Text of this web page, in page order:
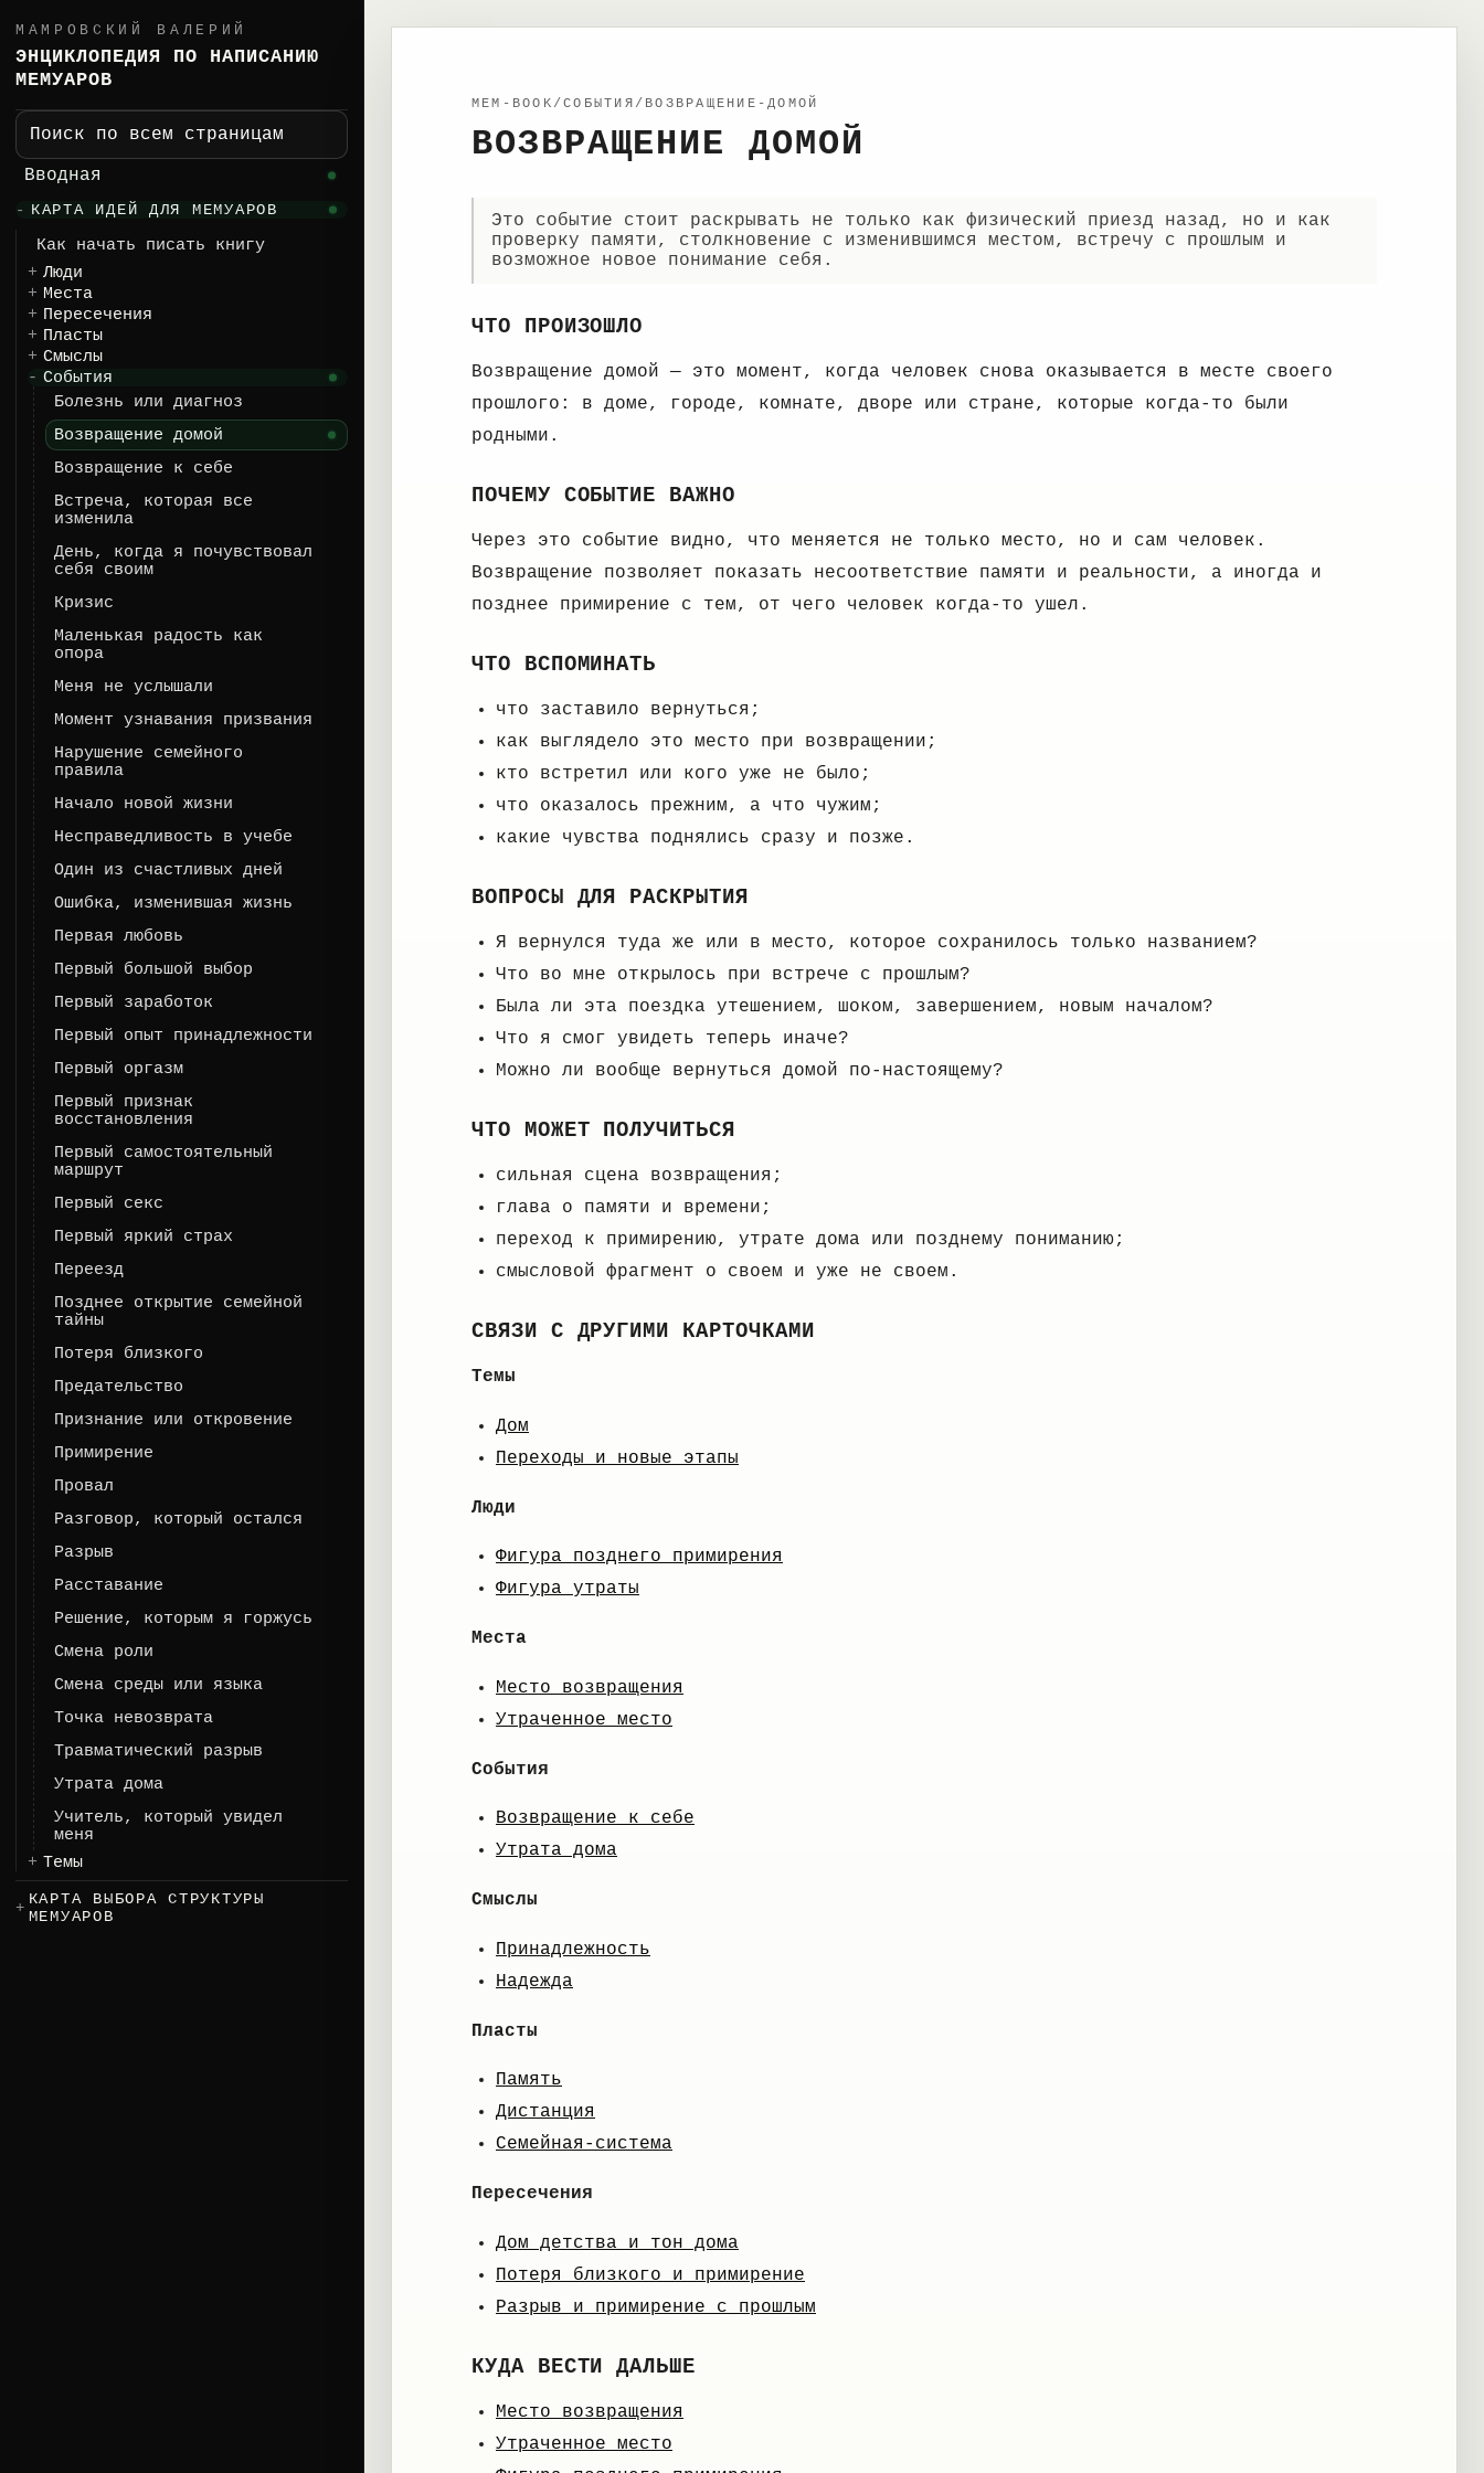
МАМРОВСКИЙ ВАЛЕРИЙ
ЭНЦИКЛОПЕДИЯ ПО НАПИСАНИЮ
МЕМУАРОВ
Поиск по всем страницам
Вводная
КАРТА ИДЕЙ ДЛЯ МЕМУАРОВ
Как начать писать книгу
Люди
Места
Пересечения
Пласты
Смыслы
События
Болезнь или диагноз
Возвращение домой
Возвращение к себе
Встреча, которая все
изменила
День, когда я почувствовал
себя своим
Кризис
Маленькая радость как
опора
Меня не услышали
Момент узнавания призвания
Нарушение семейного
правила
Начало новой жизни
Несправедливость в учебе
Один из счастливых дней
Ошибка, изменившая жизнь
Первая любовь
Первый большой выбор
Первый заработок
Первый опыт принадлежности
Первый оргазм
Первый признак
восстановления
Первый самостоятельный
маршрут
Первый секс
Первый яркий страх
Переезд
Позднее открытие семейной
тайны
Потеря близкого
Предательство
Признание или откровение
Примирение
Провал
Разговор, который остался
Разрыв
Расставание
Решение, которым я горжусь
Смена роли
Смена среды или языка
Точка невозврата
Травматический разрыв
Утрата дома
Учитель, который увидел
меня
Темы
КАРТА ВЫБОРА СТРУКТУРЫ
МЕМУАРОВ
MEM-BOOK/СОБЫТИЯ/ВОЗВРАЩЕНИЕ-ДОМОЙ
ВОЗВРАЩЕНИЕ ДОМОЙ
Это событие стоит раскрывать не только как физический приезд назад, но и как
проверку памяти, столкновение с изменившимся местом, встречу с прошлым и
возможное новое понимание себя.
ЧТО ПРОИЗОШЛО
Возвращение домой — это момент, когда человек снова оказывается в месте своего
прошлого: в доме, городе, комнате, дворе или стране, которые когда-то были
родными.
ПОЧЕМУ СОБЫТИЕ ВАЖНО
Через это событие видно, что меняется не только место, но и сам человек.
Возвращение позволяет показать несоответствие памяти и реальности, а иногда и
позднее примирение с тем, от чего человек когда-то ушел.
ЧТО ВСПОМИНАТЬ
что заставило вернуться;
как выглядело это место при возвращении;
кто встретил или кого уже не было;
что оказалось прежним, а что чужим;
какие чувства поднялись сразу и позже.
ВОПРОСЫ ДЛЯ РАСКРЫТИЯ
Я вернулся туда же или в место, которое сохранилось только названием?
Что во мне открылось при встрече с прошлым?
Была ли эта поездка утешением, шоком, завершением, новым началом?
Что я смог увидеть теперь иначе?
Можно ли вообще вернуться домой по-настоящему?
ЧТО МОЖЕТ ПОЛУЧИТЬСЯ
сильная сцена возвращения;
глава о памяти и времени;
переход к примирению, утрате дома или позднему пониманию;
смысловой фрагмент о своем и уже не своем.
СВЯЗИ С ДРУГИМИ КАРТОЧКАМИ
Темы
Дом
Переходы и новые этапы
Люди
Фигура позднего примирения
Фигура утраты
Места
Место возвращения
Утраченное место
События
Возвращение к себе
Утрата дома
Смыслы
Принадлежность
Надежда
Пласты
Память
Дистанция
Семейная-система
Пересечения
Дом детства и тон дома
Потеря близкого и примирение
Разрыв и примирение с прошлым
КУДА ВЕСТИ ДАЛЬШЕ
Место возвращения
Утраченное место